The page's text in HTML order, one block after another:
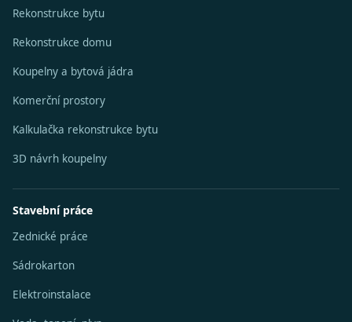
Rekonstrukce bytu
Rekonstrukce domu
Koupelny a bytová jádra
Komerční prostory
Kalkulačka rekonstrukce bytu
3D návrh koupelny
Stavební práce
Zednické práce
Sádrokarton
Elektroinstalace